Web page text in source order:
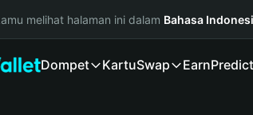
melihat halaman ini dalam Bahasa
Dompet KartuSwap Earn